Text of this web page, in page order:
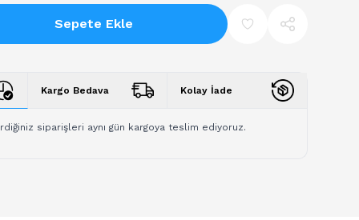
Sepete Ekle
Kargo Bedava Kolay İade
siparişleri aynı gün kargoya teslim ediyoruz.